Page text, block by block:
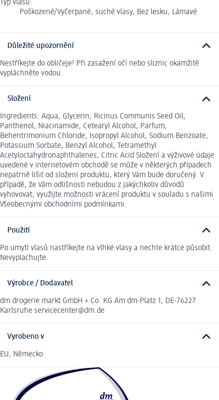
Typ vlasů:
Poškozené/Vyčerpané, suché vlasy, Bez lesku, Lámavé
Důležité upozornění
Nestříkejte do obličeje! Při zasažení očí nebo sliznic okamžitě
vypláchněte vodou.
Složení
Ingredients: Aqua, Glycerin, Ricinus Communis Seed Oil,
Panthenol, Niacinamide, Cetearyl Alcohol, Parfum,
Behentrimonium Chloride, Isopropyl Alcohol, Sodium Benzoate,
Potassium Sorbate, Benzyl Alcohol, Tetramethyl
Acetyloctahydronaphthalenes, Citric Acid Složení a výživové údaje
uvedené v internetovém obchodě se může v některých případech
nepatrně lišit od složení produktu, který Vám bude doručený. V
případě, že Vám odlišnosti nebudou z jakýchkoliv důvodů
vyhovovat, využijte možnosti vrácení produktu v souladu s našimi
Všeobecnými obchodními podmínkami.
Použití
Po umytí vlasů nastříkejte na vlhké vlasy a nechte krátce působit.
Nevyplachujte.
Výrobce / Dodavatel
dm drogerie markt GmbH + Co. KG Am dm-Platz 1; DE-76227
Karlsruhe servicecenter@dm.de
Vyrobeno v
EU, Německo